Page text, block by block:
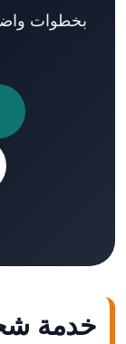
بخطوات
خدمة